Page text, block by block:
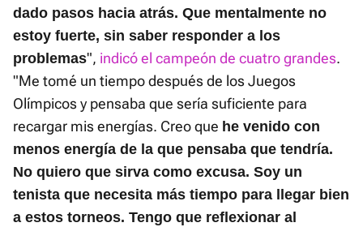
dado pasos hacia atrás. Que mentalmente no
estoy fuerte, sin saber responder a los
problemas", indicó el campeón de cuatro grandes.
"Me tomé un tiempo después de los Juegos
Olímpicos y pensaba que sería suficiente para
recargar mis energías. Creo que he venido con
menos energía de la que pensaba que tendría.
No quiero que sirva como excusa. Soy un
tenista que necesita más tiempo para llegar bien
a estos torneos. Tengo que reflexionar al